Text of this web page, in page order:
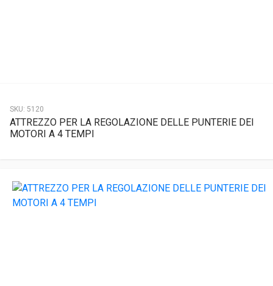
SKU: 5120
ATTREZZO PER LA REGOLAZIONE DELLE PUNTERIE DEI
MOTORI A 4 TEMPI